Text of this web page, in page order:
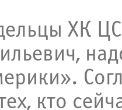
ХК
кто